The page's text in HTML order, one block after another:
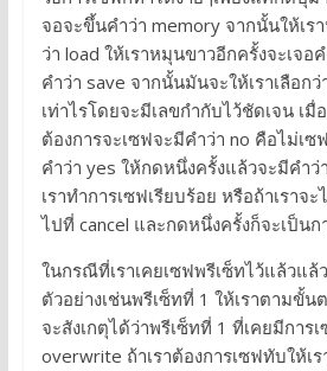
จอจะขึ้นคำว่า memory จากนั้นให้เร
ว่า load ให้เราหมุนขาวอีกครั้งจะเจอ
คำว่า save จากนั้นมันจะให้เราเลือก
เท่าไรโดยจะมีเลขกำกับไว้ชัดเจน เมื่
ต้องการจะเซฟจะมีคำว่า no คือไม่เซ
คำว่า yes ให้กดหนึ่งครั้งแล้วจะมีคำว่
เราทำการเซฟเรียบร้อย หรือถ้าเราจ
ไปที่ cancel และกดหนึ่งครั้งก็จะเป็น
ในกรณีที่เราเคยเซฟพรีเซ็ทไว้แล้วแล้
ตัวอย่างเช่นพรีเซ็ทที่ 1 ให้เราตามขั้น
จะสังเกตุได้ว่าพรีเซ็ทที่ 1 ที่เคยมีการ
overwrite ถ้าเราต้องการเซฟทับให้เ